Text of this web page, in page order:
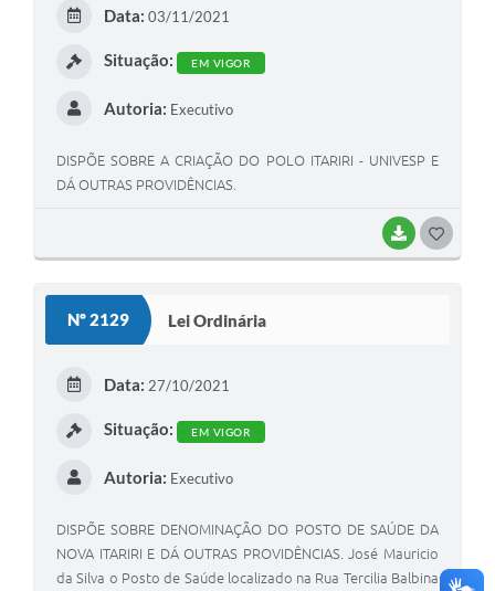
BAIXAR
Data: 03/11/2021
Situação: EM VIGOR
Autoria: Executivo
DISPÕE SOBRE A CRIAÇÃO DO POLO ITARIRI - UNIVESP E
DÁ OUTRAS PROVIDÊNCIAS.
Nº 2129 Lei Ordinária
Data: 27/10/2021
Situação: EM VIGOR
Autoria: Executivo
DISPÕE SOBRE DENOMINAÇÃO DO POSTO DE SAÚDE DA
NOVA ITARIRI E DÁ OUTRAS PROVIDÊNCIAS. José Mauricio
da Silva o Posto de Saúde localizado na Rua Tercilia Balbina